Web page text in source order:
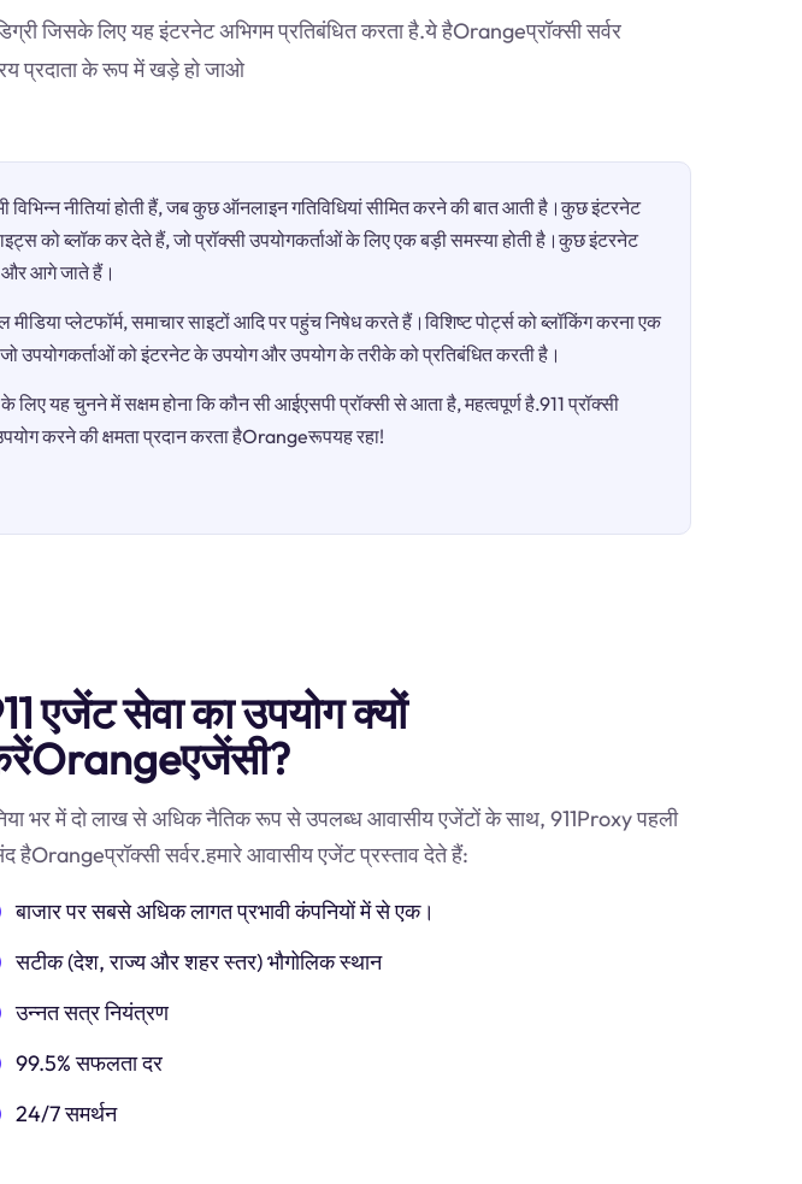
जिसके लिए यह इंटरनेट अभिगम प्रतिबंधित करता है.ये हैOrangeप्रॉक्सी सर्वर
प्रदाता के रूप में खड़े हो जाओ
विभिन्न नीतियां होती हैं, जब कुछ ऑनलाइन गतिविधियां सीमित करने की बात आती है।कुछ इंटरनेट
को ब्लॉक कर देते हैं, जो प्रॉक्सी उपयोगकर्ताओं के लिए एक बड़ी समस्या होती है।कुछ इंटरनेट
और आगे जाते हैं।
मीडिया प्लेटफॉर्म, समाचार साइटों आदि पर पहुंच निषेध करते हैं।विशिष्ट पोर्ट्स को ब्लॉकिंग करना एक
उपयोगकर्ताओं को इंटरनेट के उपयोग और उपयोग के तरीके को प्रतिबंधित करती है।
यह चुनने में सक्षम होना कि कौन सी आईएसपी प्रॉक्सी से आता है, महत्वपूर्ण है.911 प्रॉक्सी
करने की क्षमता प्रदान करता हैOrangeरूपयह रहा!
एजेंट सेवा का उपयोग क्यों
भर में दो लाख से अधिक नैतिक रूप से उपलब्ध आवासीय एजेंटों के साथ, 911Proxy पहली
हैOrangeप्रॉक्सी सर्वर.हमारे आवासीय एजेंट प्रस्ताव देते हैं:
बाजार पर सबसे अधिक लागत प्रभावी कंपनियों में से एक।
सटीक (देश, राज्य और शहर स्तर) भौगोलिक स्थान
उन्नत सत्र नियंत्रण
99.5% सफलता दर
24/7 समर्थन